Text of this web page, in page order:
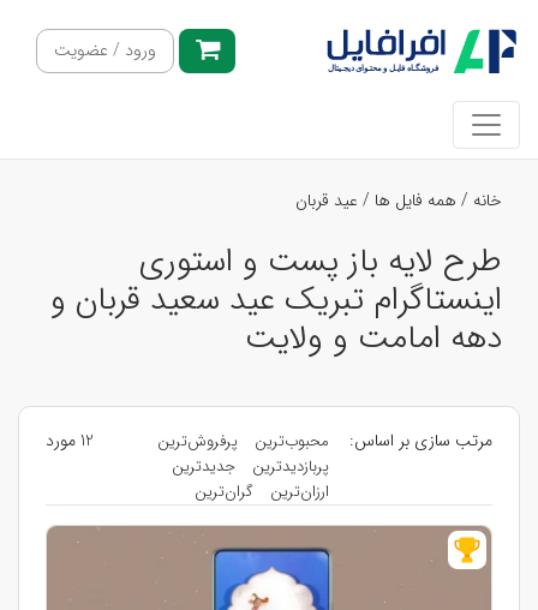
ورود / عضویت
خانه / همه فایل ها / عید قربان
طرح لایه باز پست و استوری
اینستاگرام تبریک عید سعید قربان و
دهه امامت و ولایت
مرتب سازی بر اساس: محبوب‌ترین
پرفروش‌ترین
پربازدیدترین
جدیدترین
ارزان‌ترین
گران‌ترین
12 مورد